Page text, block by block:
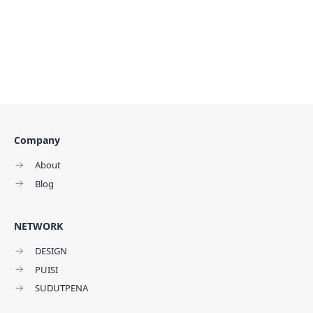
Company
About
Blog
NETWORK
DESIGN
PUISI
SUDUTPENA